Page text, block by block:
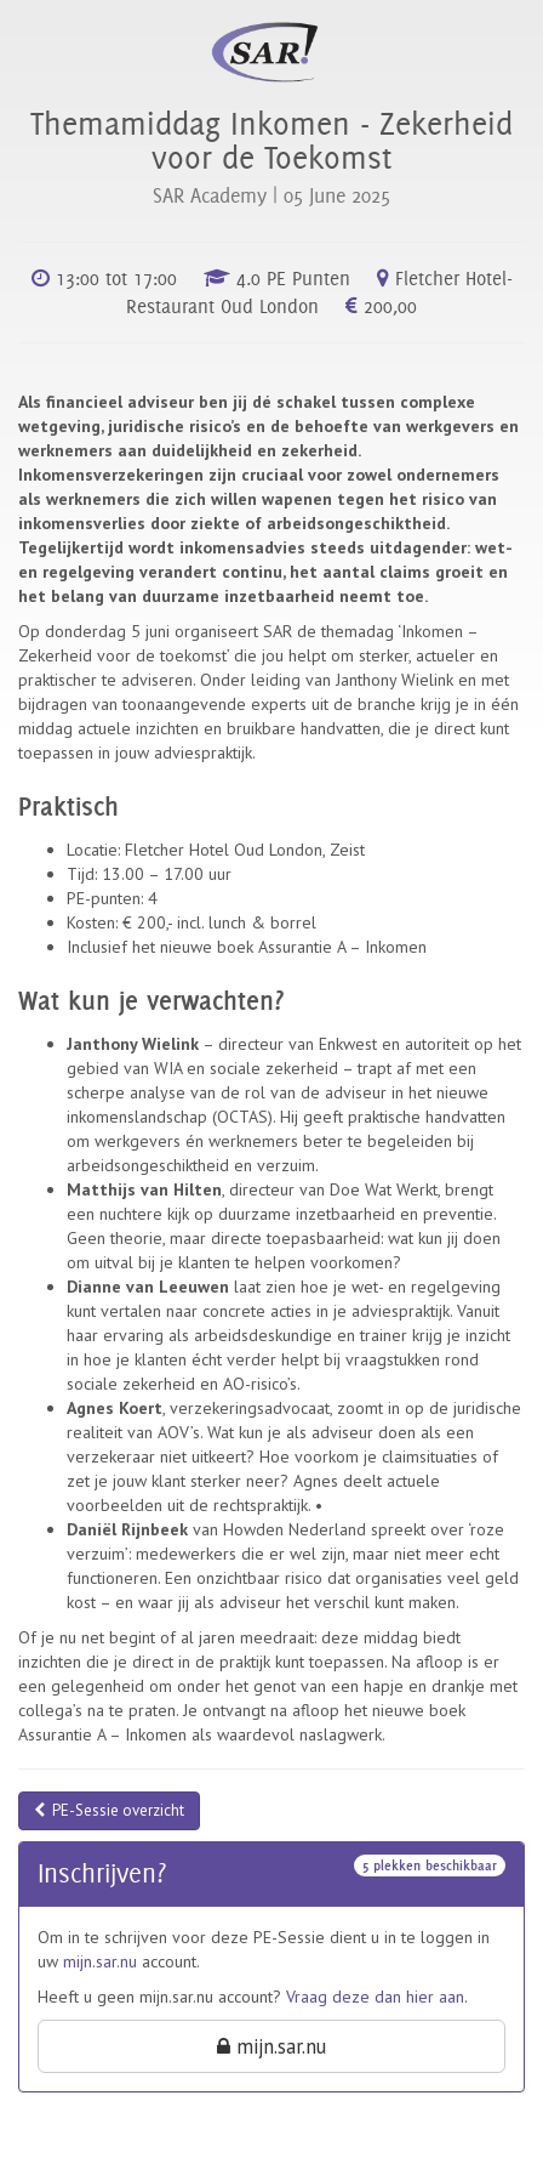
Themamiddag Inkomen - Zekerheid
voor de Toekomst
SAR Academy | 05 June 2025
13:00 tot 17:00 4.0 PE Punten
Fletcher Hotel-
Restaurant Oud London
200,00
Als financieel adviseur ben jij dé schakel tussen complexe
wetgeving, juridische risico’s en de behoefte van werkgevers en
werknemers aan duidelijkheid en zekerheid.
Inkomensverzekeringen zijn cruciaal voor zowel ondernemers
als werknemers die zich willen wapenen tegen het risico van
inkomensverlies door ziekte of arbeidsongeschiktheid.
Tegelijkertijd wordt inkomensadvies steeds uitdagender: wet-
en regelgeving verandert continu, het aantal claims groeit en
het belang van duurzame inzetbaarheid neemt toe.
Op donderdag 5 juni organiseert SAR de themadag ‘Inkomen –
Zekerheid voor de toekomst’ die jou helpt om sterker, actueler en
praktischer te adviseren. Onder leiding van Janthony Wielink en met
bijdragen van toonaangevende experts uit de branche krijg je in één
middag actuele inzichten en bruikbare handvatten, die je direct kunt
toepassen in jouw adviespraktijk.
Praktisch
Locatie: Fletcher Hotel Oud London, Zeist
Tijd: 13.00 – 17.00 uur
PE-punten: 4
Kosten: € 200,- incl. lunch & borrel
Inclusief het nieuwe boek Assurantie A – Inkomen
Wat kun je verwachten?
Janthony Wielink – directeur van Enkwest en autoriteit op het
gebied van WIA en sociale zekerheid – trapt af met een
scherpe analyse van de rol van de adviseur in het nieuwe
inkomenslandschap (OCTAS). Hij geeft praktische handvatten
om werkgevers én werknemers beter te begeleiden bij
arbeidsongeschiktheid en verzuim.
Matthijs van Hilten, directeur van Doe Wat Werkt, brengt
een nuchtere kijk op duurzame inzetbaarheid en preventie.
Geen theorie, maar directe toepasbaarheid: wat kun jij doen
om uitval bij je klanten te helpen voorkomen?
Dianne van Leeuwen laat zien hoe je wet- en regelgeving
kunt vertalen naar concrete acties in je adviespraktijk. Vanuit
haar ervaring als arbeidsdeskundige en trainer krijg je inzicht
in hoe je klanten écht verder helpt bij vraagstukken rond
sociale zekerheid en AO-risico’s.
Agnes Koert, verzekeringsadvocaat, zoomt in op de juridische
realiteit van AOV’s. Wat kun je als adviseur doen als een
verzekeraar niet uitkeert? Hoe voorkom je claimsituaties of
zet je jouw klant sterker neer? Agnes deelt actuele
voorbeelden uit de rechtspraktijk. •
Daniël Rijnbeek van Howden Nederland spreekt over ‘roze
verzuim’: medewerkers die er wel zijn, maar niet meer echt
functioneren. Een onzichtbaar risico dat organisaties veel geld
kost – en waar jij als adviseur het verschil kunt maken.
Of je nu net begint of al jaren meedraait: deze middag biedt
inzichten die je direct in de praktijk kunt toepassen. Na afloop is er
een gelegenheid om onder het genot van een hapje en drankje met
collega’s na te praten. Je ontvangt na afloop het nieuwe boek
Assurantie A – Inkomen als waardevol naslagwerk.
PE-Sessie overzicht
Inschrijven? 5 plekken beschikbaar
Om in te schrijven voor deze PE-Sessie dient u in te loggen in
uw mijn.sar.nu account.
Heeft u geen mijn.sar.nu account? Vraag deze dan hier aan.
mijn.sar.nu